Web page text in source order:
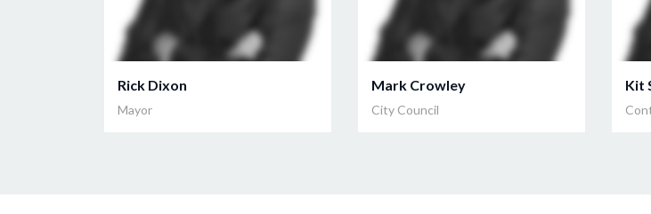
Rick Dixon
Mayor
Mark Crowley
City Council
Kit